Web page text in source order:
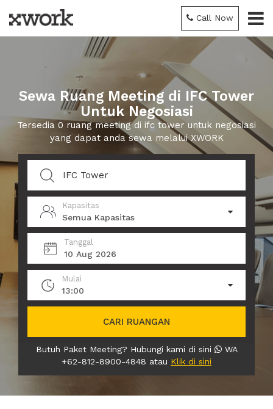
Call Now
Sewa Ruang Meeting di IFC Tower
Untuk Negosiasi
Tersedia 0 ruang meeting di ifc tower untuk negosiasi
yang dapat anda sewa melalui XWORK
Kapasitas
Semua Kapasitas
Tanggal
10 Aug 2026
Mulai
13:00
CARI RUANGAN
Butuh Paket Meeting? Hubungi kami di sini
WA
+62-812-8900-4848 atau Klik di sini